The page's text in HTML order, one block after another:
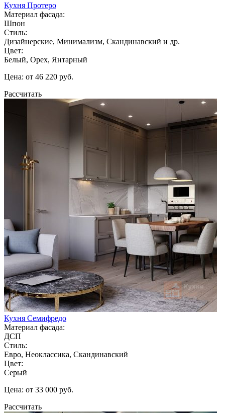
Кухня Протеро
Материал фасада:
Шпон
Стиль:
Дизайнерские, Минимализм, Скандинавский и др.
Цвет:
Белый, Орех, Янтарный
Цена: от 46 220 руб.
Рассчитать
Кухня Семифредо
Материал фасада:
ДСП
Стиль:
Евро, Неоклассика, Скандинавский
Цвет:
Серый
Цена: от 33 000 руб.
Рассчитать